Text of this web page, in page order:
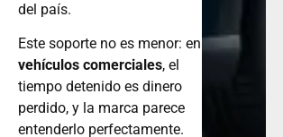
del país.
Este soporte no es menor: en
vehículos comerciales, el
tiempo detenido es dinero
perdido, y la marca parece
entenderlo perfectamente.